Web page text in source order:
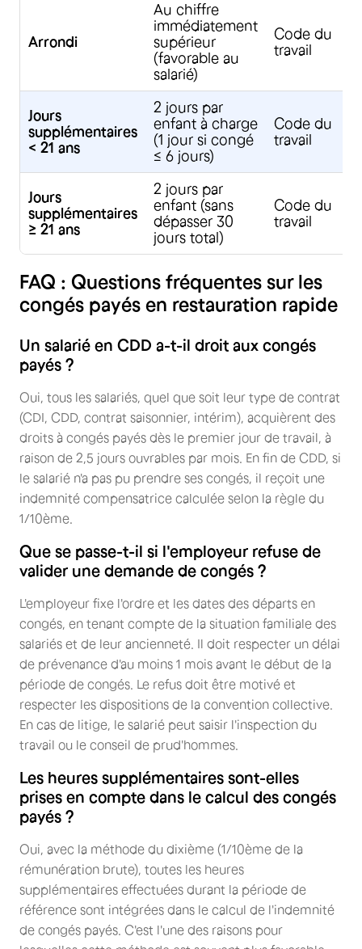
Arrondi
Au chiffre
immédiatement
supérieur
(favorable au
salarié)
Code du
travail
Jours
supplémentaires
< 21 ans
2 jours par
enfant à charge
(1 jour si congé
≤ 6 jours)
Code du
travail
Jours
supplémentaires
≥ 21 ans
2 jours par
enfant (sans
dépasser 30
jours total)
Code du
travail
FAQ : Questions fréquentes sur les
congés payés en restauration rapide
Un salarié en CDD a-t-il droit aux congés
payés ?
Oui, tous les salariés, quel que soit leur type de contrat
(CDI, CDD, contrat saisonnier, intérim), acquièrent des
droits à congés payés dès le premier jour de travail, à
raison de 2,5 jours ouvrables par mois. En fin de CDD, si
le salarié n'a pas pu prendre ses congés, il reçoit une
indemnité compensatrice calculée selon la règle du
1/10ème.
Que se passe-t-il si l'employeur refuse de
valider une demande de congés ?
L'employeur fixe l'ordre et les dates des départs en
congés, en tenant compte de la situation familiale des
salariés et de leur ancienneté. Il doit respecter un délai
de prévenance d'au moins 1 mois avant le début de la
période de congés. Le refus doit être motivé et
respecter les dispositions de la convention collective.
En cas de litige, le salarié peut saisir l'inspection du
travail ou le conseil de prud'hommes.
Les heures supplémentaires sont-elles
prises en compte dans le calcul des congés
payés ?
Oui, avec la méthode du dixième (1/10ème de la
rémunération brute), toutes les heures
supplémentaires effectuées durant la période de
référence sont intégrées dans le calcul de l'indemnité
de congés payés. C'est l'une des raisons pour